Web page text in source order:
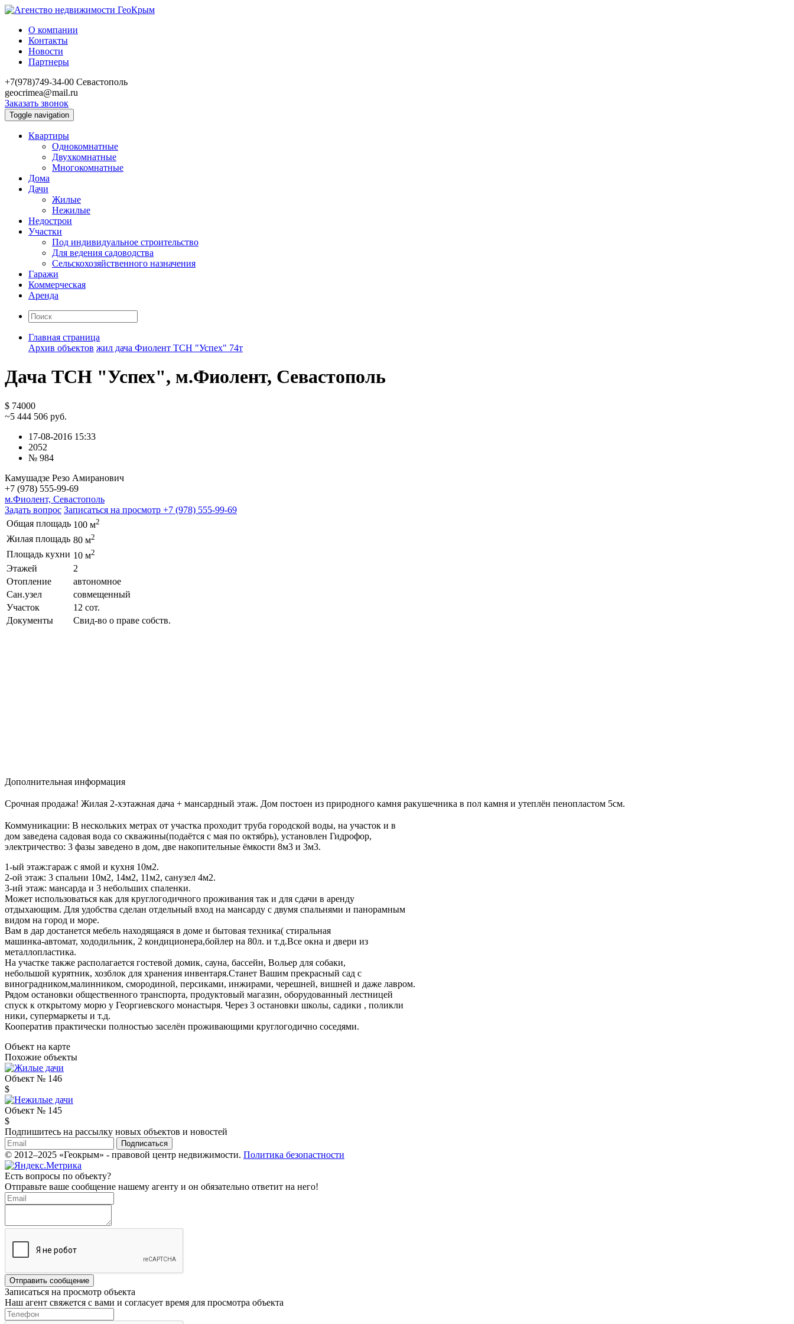
О компании
Контакты
Новости
Партнеры
+7(978)749-34-00 Севастополь
geocrimea@mail.ru
Заказать звонок
Toggle navigation
Квартиры
Однокомнатные
Двухкомнатные
Многокомнатные
Дома
Дачи
Жилые
Нежилые
Недострои
Участки
Под индивидуальное строительство
Для ведения садоводства
Сельскохозяйственного назначения
Гаражи
Коммерческая
Аренда
Главная страница
Архив объектов жил дача Фиолент ТСН "Успех" 74т
Дача ТСН "Успех", м.Фиолент, Севастополь
$ 74000
~5 444 506 руб.
17-08-2016 15:33
2052
№ 984
Камушадзе Резо Амиранович
+7 (978) 555-99-69
м.Фиолент, Севастополь
Задать вопрос Записаться на просмотр +7 (978) 555-99-69
Общая площадь 100 м2
Жилая площадь 80 м2
Площадь кухни 10 м2
Этажей
2
Отопление
автономное
Сан.узел
совмещенный
Участок
12 сот.
Документы
Свид-во о праве собств.
Дополнительная информация
Срочная продажа! Жилая 2-хэтажная дача + мансардный этаж. Дом постоен из природного камня ракушечника в пол камня и утеплён пенопластом 5см.
Коммуникации: В нескольких метрах от участка проходит труба городской воды, на участок и в
дом заведена садовая вода со скважины(подаётся с мая по октябрь), установлен Гидрофор,
электричество: 3 фазы заведено в дом, две накопительные ёмкости 8м3 и 3м3.
1-ый этаж:гараж с ямой и кухня 10м2.
2-ой этаж: 3 спальни 10м2, 14м2, 11м2, санузел 4м2.
3-ий этаж: мансарда и 3 небольших спаленки.
Может использоваться как для круглогодичного проживания так и для сдачи в аренду
отдыхающим. Для удобства сделан отдельный вход на мансарду с двумя спальнями и панорамным
видом на город и море.
Вам в дар достанется мебель находящаяся в доме и бытовая техника( стиральная
машинка-автомат, хододильник, 2 кондиционера,бойлер на 80л. и т.д.Все окна и двери из
металлопластика.
На участке также располагается гостевой домик, сауна, бассейн, Вольер для собаки,
небольшой курятник, хозблок для хранения инвентаря.Станет Вашим прекрасный сад с
виноградником,малинником, смородиной, персиками, инжирами, черешней, вишней и даже лавром.
Рядом остановки общественного транспорта, продуктовый магазин, оборудованный лестницей
спуск к открытому морю у Георгиевского монастыря. Через 3 остановки школы, садики , поликли
ники, супермаркеты и т.д.
Кооператив практически полностью заселён проживающими круглогодично соседями.
Объект на карте
Похожие объекты
Объект № 146
$
Объект № 145
$
Подпишитесь на рассылку новых объектов и новостей
Подписаться
© 2012–2025 «Геокрым» - правовой центр недвижимости. Политика безопастности
Есть вопросы по объекту?
Отправьте ваше сообщение нашему агенту и он обязательно ответит на него!
Отправить сообщение
Записаться на просмотр объекта
Наш агент свяжется с вами и согласует время для просмотра объекта